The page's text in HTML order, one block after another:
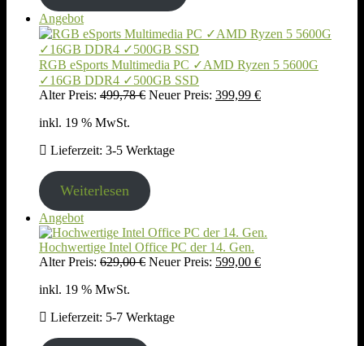
AngebotProdukt
im
Angebot
RGB eSports Multimedia PC ✓AMD Ryzen 5 5600G
✓16GB DDR4 ✓500GB SSD
Alter Preis: 499,78€ Ursprünglicher
Neuer Preis: 399,99 €Aktueller
inkl. 19 % MwSt.
Lieferzeit: 3-5 Werktage
Weiterlesen
AngebotProdukt
im
Angebot
Hochwertige Intel Office PC der 14. Gen.
Alter Preis: 629,00€ Ursprünglicher
Neuer Preis: 599,00 €Aktueller
inkl. 19 % MwSt.
Lieferzeit: 5-7 Werktage